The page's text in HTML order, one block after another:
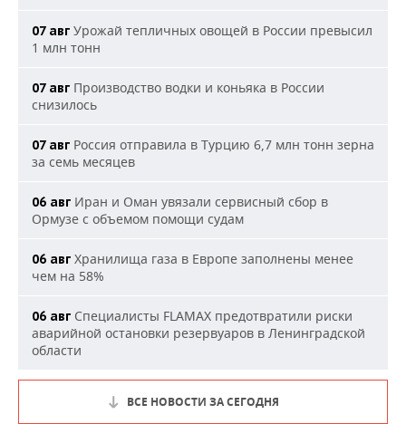
07 авг Урожай тепличных овощей в России превысил
1 млн тонн
07 авг Производство водки и коньяка в России
снизилось
07 авг Россия отправила в Турцию 6,7 млн тонн зерна
за семь месяцев
06 авг Иран и Оман увязали сервисный сбор в
Ормузе с объемом помощи судам
06 авг Хранилища газа в Европе заполнены менее
чем на 58%
06 авг Специалисты FLAMAX предотвратили риски
аварийной остановки резервуаров в Ленинградской
области
ВСЕ НОВОСТИ ЗА СЕГОДНЯ